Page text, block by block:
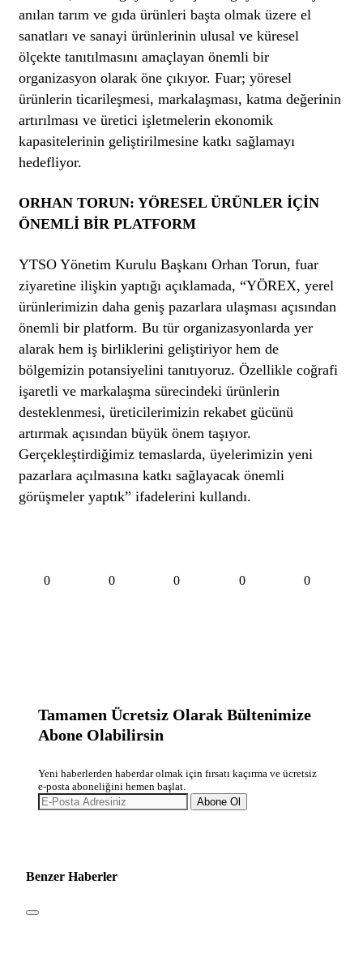
anılan tarım ve gıda ürünleri başta olmak üzere el
sanatları ve sanayi ürünlerinin ulusal ve küresel
ölçekte tanıtılmasını amaçlayan önemli bir
organizasyon olarak öne çıkıyor. Fuar; yöresel
ürünlerin ticarileşmesi, markalaşması, katma değerinin
artırılması ve üretici işletmelerin ekonomik
kapasitelerinin geliştirilmesine katkı sağlamayı
hedefliyor.
ORHAN TORUN: YÖRESEL ÜRÜNLER İÇİN
ÖNEMLİ BİR PLATFORM
YTSO Yönetim Kurulu Başkanı Orhan Torun, fuar
ziyaretine ilişkin yaptığı açıklamada, “YÖREX, yerel
ürünlerimizin daha geniş pazarlara ulaşması açısından
önemli bir platform. Bu tür organizasyonlarda yer
alarak hem iş birliklerini geliştiriyor hem de
bölgemizin potansiyelini tanıtıyoruz. Özellikle coğrafi
işaretli ve markalaşma sürecindeki ürünlerin
desteklenmesi, üreticilerimizin rekabet gücünü
artırmak açısından büyük önem taşıyor.
Gerçekleştirdiğimiz temaslarda, üyelerimizin yeni
pazarlara açılmasına katkı sağlayacak önemli
görüşmeler yaptık” ifadelerini kullandı.
0 0 0 0 0
Tamamen Ücretsiz Olarak Bültenimize
Abone Olabilirsin
Yeni haberlerden haberdar olmak için fırsatı kaçırma ve ücretsiz
e-posta aboneliğini hemen başlat.
Abone Ol
Benzer Haberler